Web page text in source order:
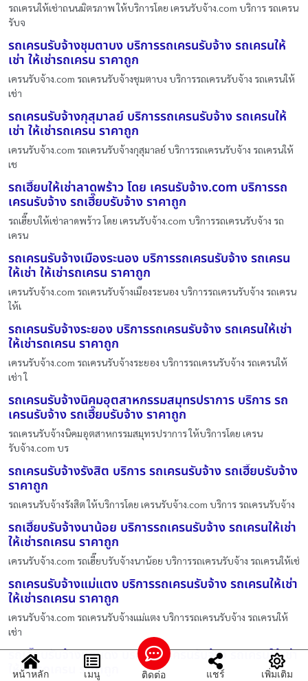
รถเครนให้เช่าถนนมิตรภาพ ให้บริการโดย เครนรับจ้าง.com บริการ รถเครน
รับจ
รถเครนรับจ้างชุมตาบง บริการรถเครนรับจ้าง รถเครนให้
เช่า ให้เช่ารถเครน ราคาถูก
เครนรับจ้าง.com รถเครนรับจ้างชุมตาบง บริการรถเครนรับจ้าง รถเครนให้
เช่า
รถเครนรับจ้างกุสุมาลย์ บริการรถเครนรับจ้าง รถเครนให้
เช่า ให้เช่ารถเครน ราคาถูก
เครนรับจ้าง.com รถเครนรับจ้างกุสุมาลย์ บริการรถเครนรับจ้าง รถเครนให้
เช
รถเฮี๊ยบให้เช่าลาดพร้าว โดย เครนรับจ้าง.com บริการรถ
เครนรับจ้าง รถเฮี๊ยบรับจ้าง ราคาถูก
รถเฮี๊ยบให้เช่าลาดพร้าว โดย เครนรับจ้าง.com บริการรถเครนรับจ้าง รถ
เครน
รถเครนรับจ้างเมืองระนอง บริการรถเครนรับจ้าง รถเครน
ให้เช่า ให้เช่ารถเครน ราคาถูก
เครนรับจ้าง.com รถเครนรับจ้างเมืองระนอง บริการรถเครนรับจ้าง รถเครน
ให้เ
รถเครนรับจ้างระยอง บริการรถเครนรับจ้าง รถเครนให้เช่า
ให้เช่ารถเครน ราคาถูก
เครนรับจ้าง.com รถเครนรับจ้างระยอง บริการรถเครนรับจ้าง รถเครนให้
เช่า ใ
รถเครนรับจ้างนิคมอุตสาหกรรมสมุทรปราการ บริการ รถ
เครนรับจ้าง รถเฮี๊ยบรับจ้าง ราคาถูก
รถเครนรับจ้างนิคมอุตสาหกรรมสมุทรปราการ ให้บริการโดย เครน
รับจ้าง.com บร
รถเครนรับจ้างรังสิต บริการ รถเครนรับจ้าง รถเฮี๊ยบรับจ้าง
ราคาถูก
รถเครนรับจ้างรังสิต ให้บริการโดย เครนรับจ้าง.com บริการ รถเครนรับจ้าง
รถเฮี๊ยบรับจ้างนาน้อย บริการรถเครนรับจ้าง รถเครนให้เช่า
ให้เช่ารถเครน ราคาถูก
เครนรับจ้าง.com รถเฮี๊ยบรับจ้างนาน้อย บริการรถเครนรับจ้าง รถเครนให้เช่
รถเครนรับจ้างแม่แตง บริการรถเครนรับจ้าง รถเครนให้เช่า
ให้เช่ารถเครน ราคาถูก
เครนรับจ้าง.com รถเครนรับจ้างแม่แตง บริการรถเครนรับจ้าง รถเครนให้
เช่า
รถเฮี๊ยบรับจ้างแคนดง บริการรถเครนรับจ้าง รถเครนให้เช่า
ให้เช่ารถเครน ราคาถูก
หน้าหลัก เมนู ติดต่อ แชร์ เพิ่มเติม